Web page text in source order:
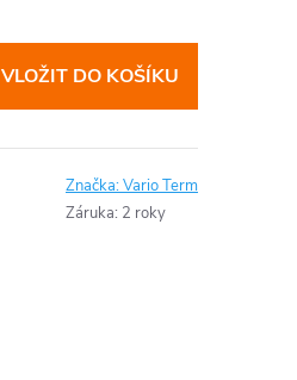
VLOŽIT DO KOŠÍKU
Značka:Vario Term
Záruka: 2 roky